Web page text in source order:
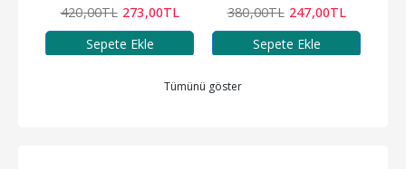
420,00TL 273,00TL
Sepete Ekle
380,00TL 247,00TL
Sepete Ekle
Tümünü göster